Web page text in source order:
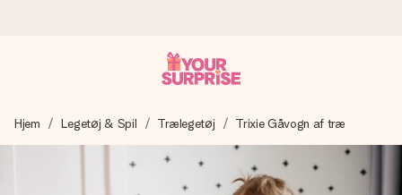
Vi laver din gave med omhu og sender den lynhurtigt – så
du kan give den på det helt rette tidspunkt, når den
betyder allermest.
Hjem Legetøj & Spil Trælegetøj Trixie Gåvogn af træ